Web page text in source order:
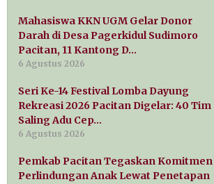
Mahasiswa KKN UGM Gelar Donor
Darah di Desa Pagerkidul Sudimoro
Pacitan, 11 Kantong D…
6 Agustus 2026
Seri Ke-14 Festival Lomba Dayung
Rekreasi 2026 Pacitan Digelar: 40 Tim
Saling Adu Cep…
6 Agustus 2026
Pemkab Pacitan Tegaskan Komitmen
Perlindungan Anak Lewat Penetapan